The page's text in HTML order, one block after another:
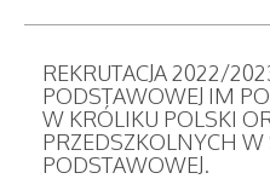
REKRUTACJA 2022/
PODSTAWOWEJ IM
W KRÓLIKU POLSKI
PRZEDSZKOLNYCH W
PODSTAWOWEJ.